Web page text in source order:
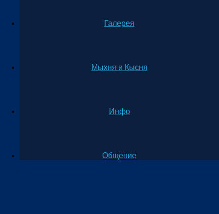
Галерея
Мыхня и Кысня
Инфо
Общение